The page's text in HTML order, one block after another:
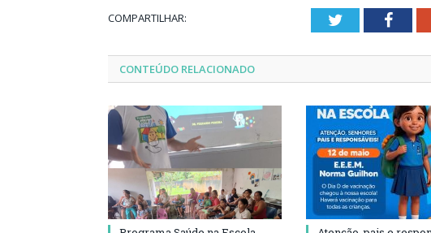
COMPARTILHAR: Twitter
CONTEÚDO RELACIONADO